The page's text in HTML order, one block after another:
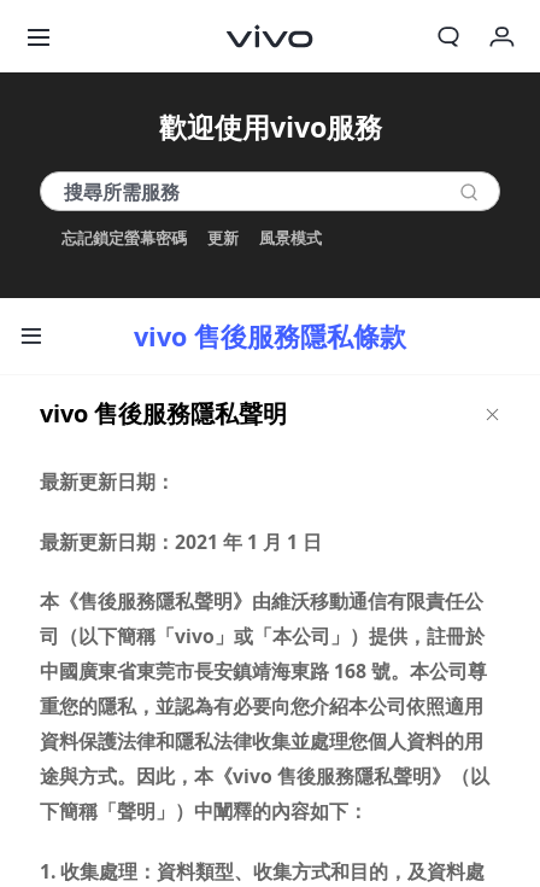
Select Location
登入/註冊
歡迎使用vivo服務
忘記鎖定螢幕密碼 更新 風景模式
vivo 售後服務隱私條款
vivo 售後服務隱私聲明
最新更新日期：
最新更新日期：2021 年 1 月 1 日
本《售後服務隱私聲明》由維沃移動通信有限責任公
司（以下簡稱「vivo」或「本公司」）提供，註冊於
中國廣東省東莞市長安鎮靖海東路 168 號。本公司尊
重您的隱私，並認為有必要向您介紹本公司依照適用
資料保護法律和隱私法律收集並處理您個人資料的用
途與方式。因此，本《vivo 售後服務隱私聲明》（以
下簡稱「聲明 」）中闡釋的內容如下：
1. 收集處理：資料類型、收集方式和目的，及資料處